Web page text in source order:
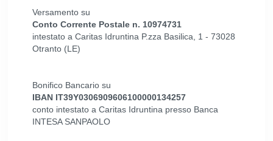
Versamento su
Conto Corrente Postale n. 10974731
intestato a Caritas Idruntina P.zza Basilica, 1 - 73028
Otranto (LE)
Bonifico Bancario su
IBAN IT39Y0306909606100000134257
conto intestato a Caritas Idruntina presso Banca
INTESA SANPAOLO